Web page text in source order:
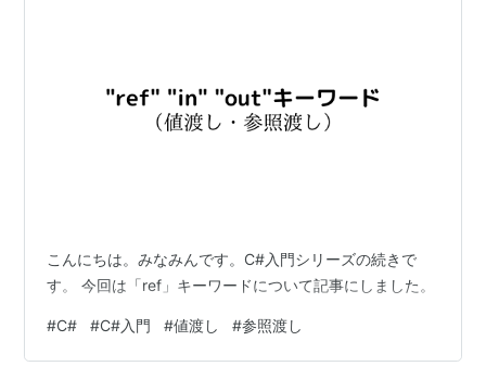
こんにちは。みなみんです。C#入門シリーズの続きで
す。 今回は「ref」キーワードについて記事にしました。
#C# #C#入門 #値渡し #参照渡し